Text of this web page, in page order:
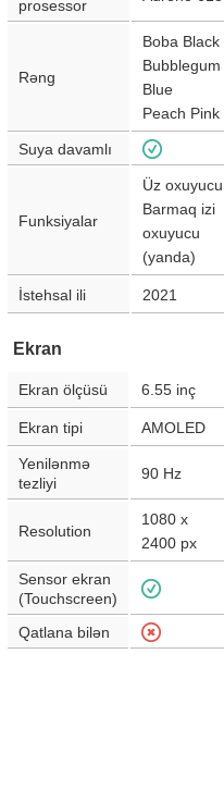
prosessor
Rəng
Boba Black
Bubblegum
Blue
Peach Pink
Suya davamlı
Funksiyalar
Üz oxuyucu
Barmaq izi
oxuyucu
(yanda)
İstehsal ili 2021
Ekran
Ekran ölçüsü 6.55 inç
Ekran tipi AMOLED
Yenilənmə
tezliyi
90 Hz
Resolution
1080 x
2400 px
Sensor ekran
(Touchscreen)
Qatlana bilən